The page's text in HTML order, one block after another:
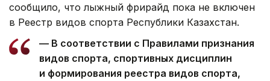
сообщило, что лыжный фрирайд пока не включен
в Реестр видов спорта Республики Казахстан.
— В соответствии с Правилами признания
видов спорта, спортивных дисциплин
и формирования реестра видов спорта,